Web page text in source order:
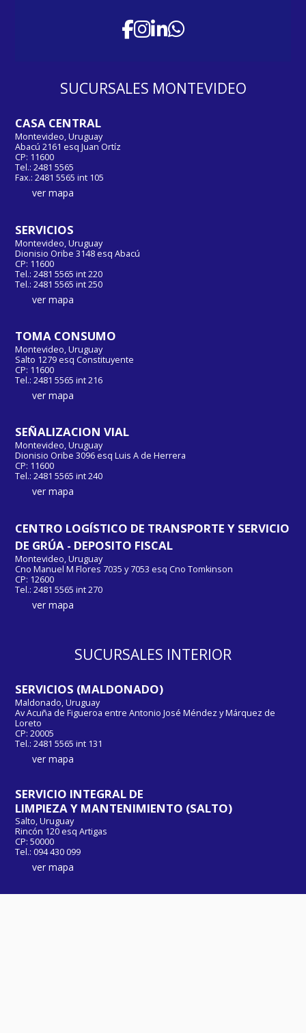
SUCURSALES MONTEVIDEO
CASA CENTRAL
Montevideo, Uruguay
Abacú 2161 esq Juan Ortíz
CP: 11600
Tel.: 2481 5565
Fax.: 2481 5565 int 105
ver mapa
SERVICIOS
Montevideo, Uruguay
Dionisio Oribe 3148 esq Abacú
CP: 11600
Tel.: 2481 5565 int 220
Tel.: 2481 5565 int 250
ver mapa
TOMA CONSUMO
Montevideo, Uruguay
Salto 1279 esq Constituyente
CP: 11600
Tel.: 2481 5565 int 216
ver mapa
SEÑALIZACION VIAL
Montevideo, Uruguay
Dionisio Oribe 3096 esq Luis A de Herrera
CP: 11600
Tel.: 2481 5565 int 240
ver mapa
CENTRO LOGÍSTICO DE TRANSPORTE Y SERVICIO
DE GRÚA - DEPOSITO FISCAL
Montevideo, Uruguay
Cno Manuel M Flores 7035 y 7053 esq Cno Tomkinson
CP: 12600
Tel.: 2481 5565 int 270
ver mapa
SUCURSALES INTERIOR
SERVICIOS (MALDONADO)
Maldonado, Uruguay
Av Acuña de Figueroa entre Antonio José Méndez y Márquez de
Loreto
CP: 20005
Tel.: 2481 5565 int 131
ver mapa
SERVICIO INTEGRAL DE
LIMPIEZA Y MANTENIMIENTO (SALTO)
Salto, Uruguay
Rincón 120 esq Artigas
CP: 50000
Tel.: 094 430 099
ver mapa